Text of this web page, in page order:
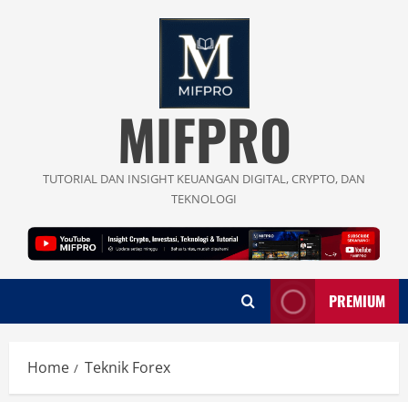
MIFPRO
TUTORIAL DAN INSIGHT KEUANGAN DIGITAL, CRYPTO, DAN
TEKNOLOGI
PREMIUM
Home Teknik Forex